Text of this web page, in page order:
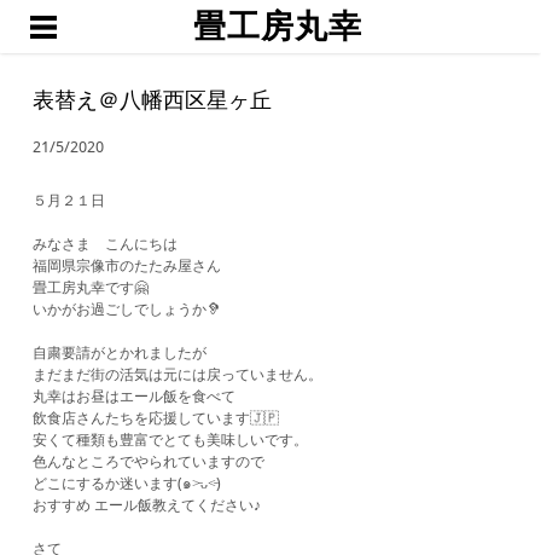
畳工房丸幸
ホーム
たたみ
琉球畳・置き畳
襖・網戸・障子
ブログ
お問い合わせ・お見積予約
表替え＠八幡西区星ヶ丘
21/5/2020
５月２１日
みなさま こんにちは
福岡県宗像市のたたみ屋さん
畳工房丸幸です🤗
いかがお過ごしでしょうか🦻
自粛要請がとかれましたが
まだまだ街の活気は元には戻っていません。
丸幸はお昼はエール飯を食べて
飲食店さんたちを応援しています🇯🇵
安くて種類も豊富でとても美味しいです。
色んなところでやられていますので
どこにするか迷います(๑˃̵ᴗ˂̵)
おすすめ エール飯教えてください♪
さて